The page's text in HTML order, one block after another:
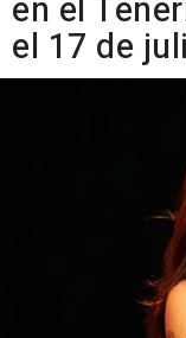
en el
el 17 de